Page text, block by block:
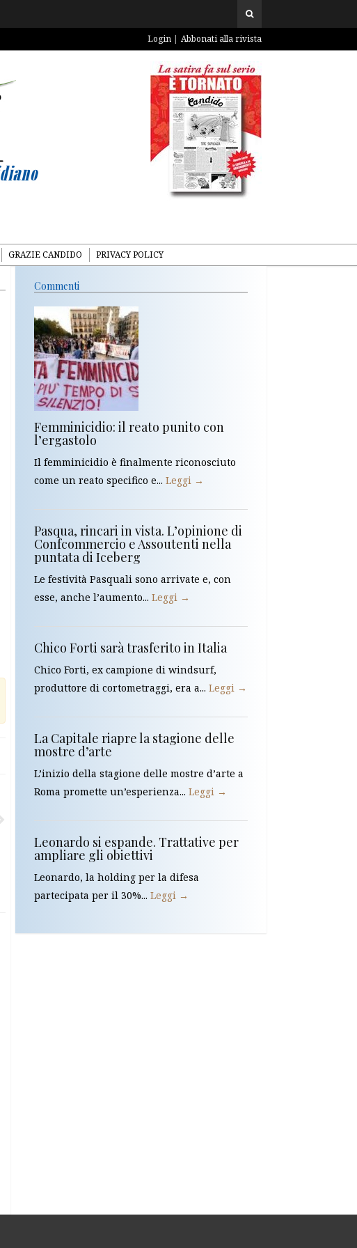
Login Abbonati alla rivista
GRAZIE CANDIDO PRIVACY POLICY
Commenti
Femminicidio: il reato punito con
l’ergastolo
Il femminicidio è finalmente riconosciuto
come un reato specifico e... Leggi →
Pasqua, rincari in vista. L’opinione di
Confcommercio e Assoutenti nella
puntata di Iceberg
Le festività Pasquali sono arrivate e, con
esse, anche l’aumento... Leggi →
Chico Forti sarà trasferito in Italia
Chico Forti, ex campione di windsurf,
produttore di cortometraggi, era a... Leggi →
La Capitale riapre la stagione delle
mostre d’arte
L’inizio della stagione delle mostre d’arte a
Roma promette un’esperienza... Leggi →
Leonardo si espande. Trattative per
ampliare gli obiettivi
Leonardo, la holding per la difesa
partecipata per il 30%... Leggi →